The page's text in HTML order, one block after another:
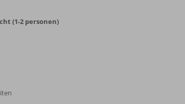
(1-2 personen)